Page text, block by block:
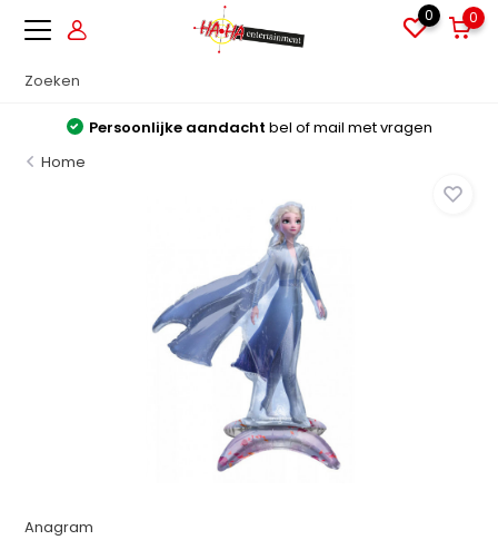
0 0
Persoonlijke aandacht bel of mail met vragen
Home
Anagram